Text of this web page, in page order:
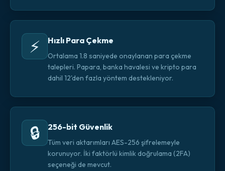
⚡ Hızlı Para Çekme
Ortalama 1.8 saniyede onaylanan para çekme
talepleri. Papara, banka havalesi ve kripto para
dahil 12'den fazla yöntem destekleniyor.
🔒 256-bit Güvenlik
Tüm veri aktarımları AES-256 şifrelemeyle
korunuyor. İki faktörlü kimlik doğrulama (2FA)
seçeneği de mevcut.